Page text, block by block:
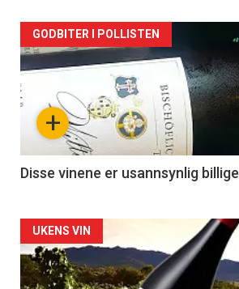
Forsiden
akkurat
nå
3
+
GODBITER I POLLISTEN
Disse vinene er usannsynlig billige
Forsiden
akkurat
UKENS VIN